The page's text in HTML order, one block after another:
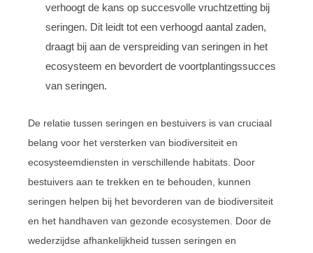
verhoogt de kans op succesvolle vruchtzetting bij
seringen. Dit leidt tot een verhoogd aantal zaden,
draagt bij aan de verspreiding van seringen in het
ecosysteem en bevordert de voortplantingssucces
van seringen.
De relatie tussen seringen en bestuivers is van cruciaal
belang voor het versterken van biodiversiteit en
ecosysteemdiensten in verschillende habitats. Door
bestuivers aan te trekken en te behouden, kunnen
seringen helpen bij het bevorderen van de biodiversiteit
en het handhaven van gezonde ecosystemen. Door de
wederzijdse afhankelijkheid tussen seringen en